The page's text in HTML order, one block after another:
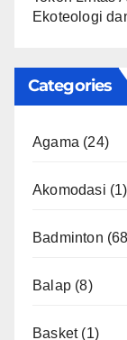
Ekoteologi
Categories
Agama (24)
Akomodasi (1)
Badminton
Balap (8)
Basket(1)